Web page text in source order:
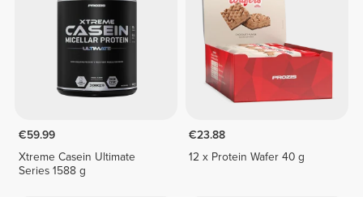
€59.99
Xtreme Casein Ultimate
Series 1588 g
€23.88
12 x Protein Wafer 40 g